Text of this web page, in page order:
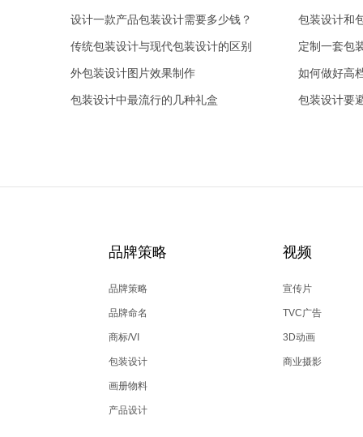
设计一款产品包装设计需要多少钱？ 包装设计和
传统包装设计与现代包装设计的区别 定制一套包
外包装设计图片效果制作 如何做好高
包装设计中最流行的几种礼盒 包装设计要
品牌策略
品牌策略
品牌命名
商标/VI
包装设计
画册物料
产品设计
视频
宣传片
TVC广告
3D动画
商业摄影